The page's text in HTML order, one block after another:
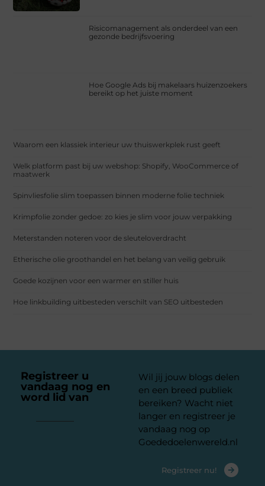
Risicomanagement als onderdeel van een
gezonde bedrijfsvoering
Hoe Google Ads bij makelaars huizenzoekers
bereikt op het juiste moment
Waarom een klassiek interieur uw thuiswerkplek rust geeft
Welk platform past bij uw webshop: Shopify, WooCommerce of
maatwerk
Spinvliesfolie slim toepassen binnen moderne folie techniek
Krimpfolie zonder gedoe: zo kies je slim voor jouw verpakking
Meterstanden noteren voor de sleuteloverdracht
Etherische olie groothandel en het belang van veilig gebruik
Goede kozijnen voor een warmer en stiller huis
Hoe linkbuilding uitbesteden verschilt van SEO uitbesteden
Registreer u
vandaag nog en
word lid van
Wil jij jouw blogs delen
en een breed publiek
bereiken? Wacht niet
langer en registreer je
vandaag nog op
Goededoelenwereld.nl
Registreer nu!